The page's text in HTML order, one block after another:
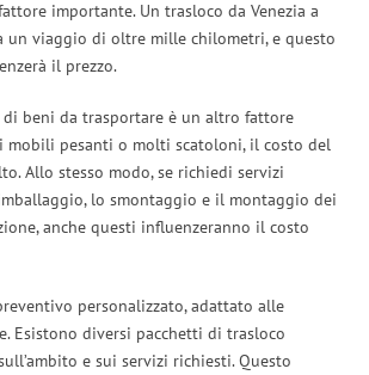
importante. Un trasloco da Venezia a
un viaggio di oltre mille chilometri, e questo
il prezzo.
beni da trasportare è un altro fattore
mobili pesanti o molti scatoloni, il costo del
Allo stesso modo, se richiedi servizi
lo smontaggio e il montaggio dei
anche questi influenzeranno il costo
personalizzato, adattato alle
Esistono diversi pacchetti di trasloco
e sui servizi richiesti. Questo